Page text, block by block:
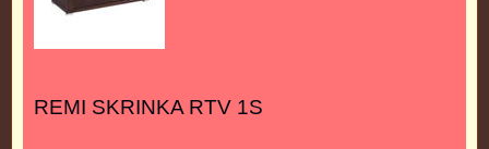
REMI SKRINKA RTV 1S